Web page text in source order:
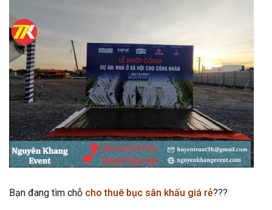
Bạn đang tìm chỗ cho thuê bục sân khấu giá rẻ???